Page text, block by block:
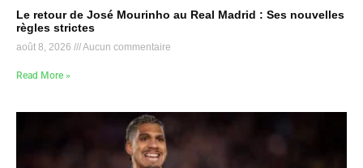
Le retour de José Mourinho au Real Madrid : Ses nouvelles
règles strictes
août 8, 2026 Aucun commentaire
Read More »